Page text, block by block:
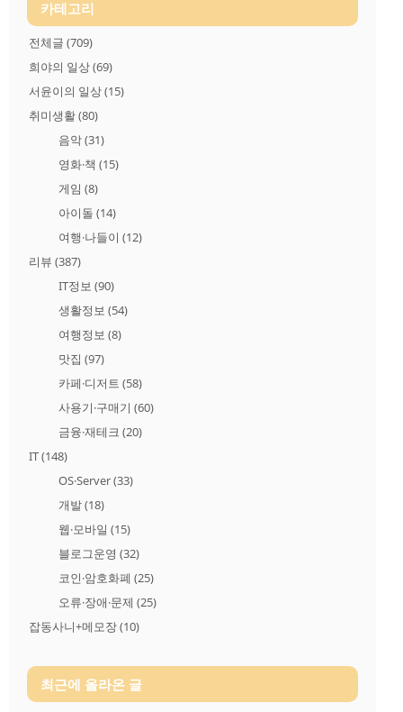
카테고리
전체글 (709)
희야의 일상(69)
서윤이의 일상(15)
취미생활(80)
음악(31)
영화·책 (15)
게임 (8)
아이돌 (14)
여행·나들이 (12)
리뷰 (387)
IT정보 (90)
생활정보 (54)
여행정보 (8)
맛집 (97)
카페·디저트 (58)
사용기·구매기 (60)
금융·재테크 (20)
IT(148)
OS·Server(33)
개발(18)
웹·모바일 (15)
블로그운영 (32)
코인·암호화폐 (25)
오류·장애·문제 (25)
잡동사니+메모장(10)
최근에 올라온 글